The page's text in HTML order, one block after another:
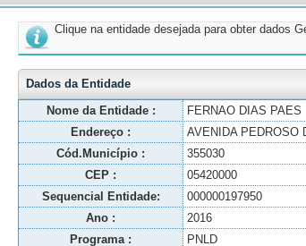
Clique na entidade desejada para obter dados
Dados da Entidade
Nome da Entidade :
FERNAO DIAS PAES
Endereço :
AVENIDA PEDROSO
Cód.Município :
355030
CEP :
05420000
Sequencial Entidade:
000000197950
Ano :
2016
Programa :
PNLD